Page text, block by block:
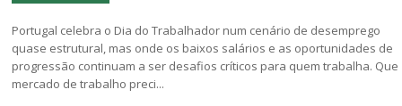
Portugal celebra o Dia do Trabalhador num cenário de desemprego
quase estrutural, mas onde os baixos salários e as oportunidades de
progressão continuam a ser desafios críticos para quem trabalha. Que
mercado de trabalho preci...